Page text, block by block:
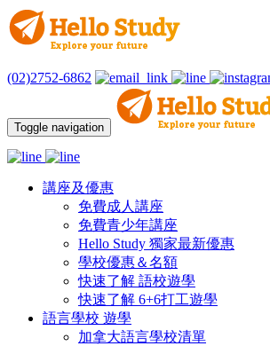
(02)2752-6862
Toggle navigation
講座及優惠
免費成人講座
免費青少年講座
Hello Study 獨家最新優惠
學校優惠＆名額
快速了解 語校遊學
快速了解 6+6打工遊學
語言學校 遊學
加拿大語言學校清單